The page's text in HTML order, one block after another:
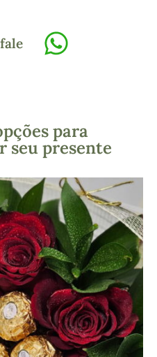
para
seu presente